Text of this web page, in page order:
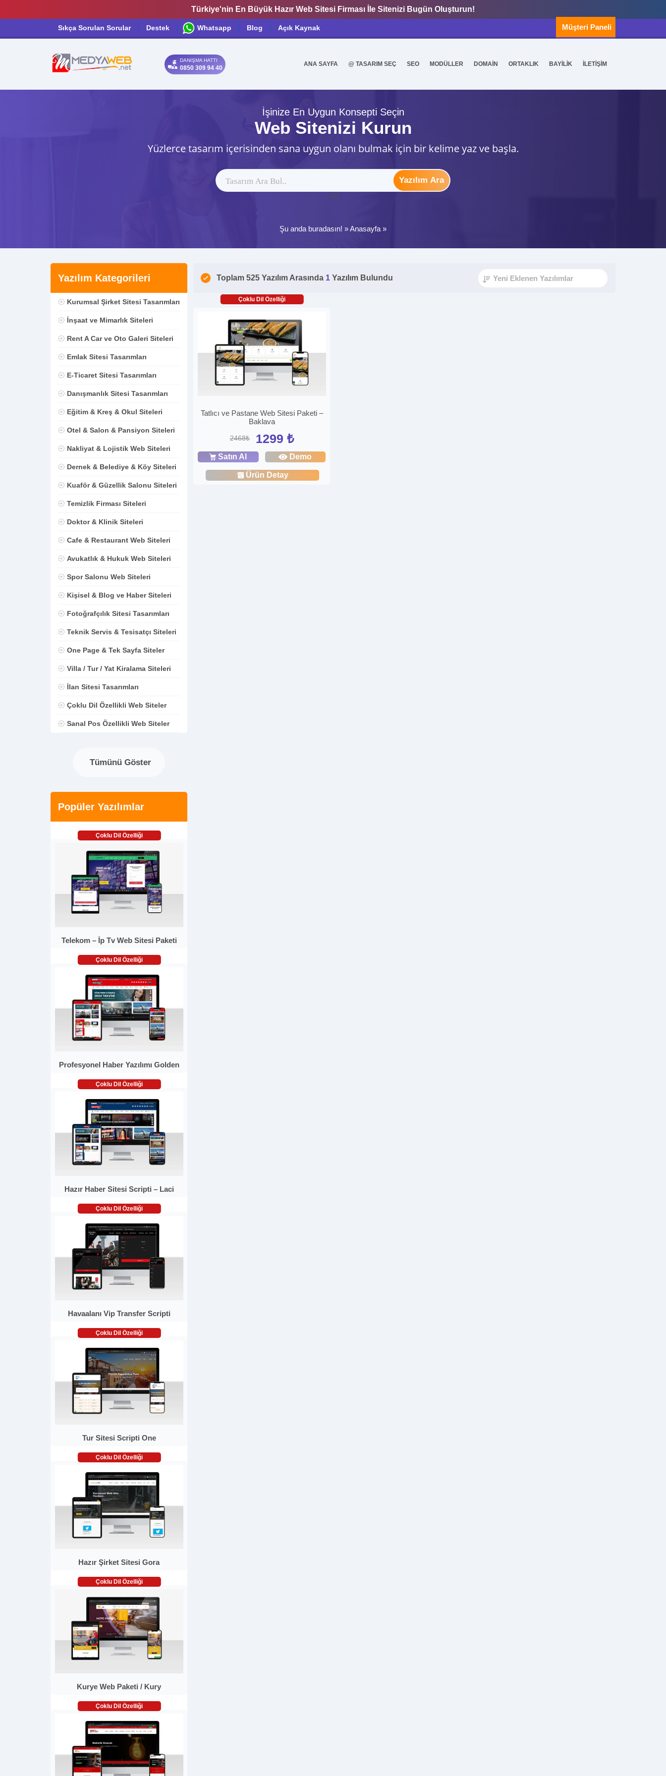
Türkiye'nin En Büyük Hazır Web Sitesi Firması İle Sitenizi Bugün Oluşturun!
Sıkça Sorulan Sorular Destek Whatsapp Blog Açık Kaynak Müşteri Paneli
DANIŞMA HATTI
0850 309 94 40
ANA SAYFA @ TASARIM SEÇ SEO MODÜLLER DOMAİN ORTAKLIK BAYİLİK İLETİŞİM
İşinize En Uygun Konsepti Seçin
Web Sitenizi Kurun
Yüzlerce tasarım içerisinden sana uygun olanı bulmak için bir kelime yaz ve başla.
Yazılım Ara
ytag
Şu anda buradasın! »Anasayfa »
Yazılım Kategorileri
Kurumsal Şirket Sitesi Tasarımları
İnşaat ve Mimarlık Siteleri
Rent A Car ve Oto Galeri Siteleri
Emlak Sitesi Tasarımları
E-Ticaret Sitesi Tasarımları
Danışmanlık Sitesi Tasarımları
Eğitim & Kreş & Okul Siteleri
Otel & Salon & Pansiyon Siteleri
Nakliyat & Lojistik Web Siteleri
Dernek & Belediye & Köy Siteleri
Kuaför & Güzellik Salonu Siteleri
Temizlik Firması Siteleri
Doktor & Klinik Siteleri
Cafe & Restaurant Web Siteleri
Avukatlık & Hukuk Web Siteleri
Spor Salonu Web Siteleri
Kişisel & Blog ve Haber Siteleri
Fotoğrafçılık Sitesi Tasarımları
Teknik Servis & Tesisatçı Siteleri
One Page & Tek Sayfa Siteler
Villa / Tur / Yat Kiralama Siteleri
İlan Sitesi Tasarımları
Çoklu Dil Özellikli Web Siteler
Sanal Pos Özellikli Web Siteler
Tümünü Göster
Popüler Yazılımlar
Çoklu Dil Özelliği
Telekom – İp Tv Web Sitesi Paketi
Çoklu Dil Özelliği
Profesyonel Haber Yazılımı Golden
Çoklu Dil Özelliği
Hazır Haber Sitesi Scripti – Laci
Çoklu Dil Özelliği
Havaalanı Vip Transfer Scripti
Çoklu Dil Özelliği
Tur Sitesi Scripti One
Çoklu Dil Özelliği
Hazır Şirket Sitesi Gora
Çoklu Dil Özelliği
Kurye Web Paketi / Kury
Çoklu Dil Özelliği
Toplam 525 Yazılım Arasında 1 Yazılım Bulundu
Çoklu Dil Özelliği
Tatlıcı ve Pastane Web Sitesi Paketi –
Baklava
2468₺ 1299 ₺
Satın Al Demo
Ürün Detay